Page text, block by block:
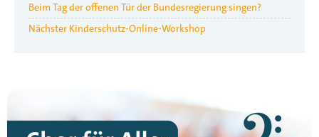
Beim Tag der offenen Tür der Bundesregierung singen?
Nächster Kinderschutz-Online-Workshop